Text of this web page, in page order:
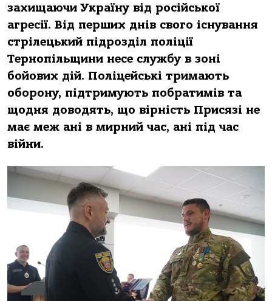
захищаючи Україну від російської
агресії. Від перших днів свого існування
стрілецький підрозділ поліції
Тернопільщини несе службу в зоні
бойових дій. Поліцейські тримають
оборону, підтримують побратимів та
щодня доводять, що вірність Присязі не
має меж ані в мирний час, ані під час
війни.